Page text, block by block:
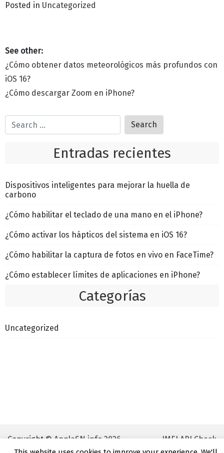
Posted in Uncategorized
¿Cómo obtener datos meteorológicos más profundos con
iOS 16?
¿Cómo descargar Zoom en iPhone?
Entradas recientes
Dispositivos inteligentes para mejorar la huella de
carbono
¿Cómo habilitar el teclado de una mano en el iPhone?
¿Cómo activar los hápticos del sistema en iOS 16?
¿Cómo habilitar la captura de fotos en vivo en FaceTime?
¿Cómo establecer límites de aplicaciones en iPhone?
Categorías
Uncategorized
Copyright ©AppleSN.info 2026 IMEI API Check